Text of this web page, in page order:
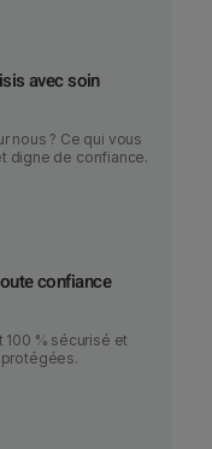
avec soin
nous ? Ce qui vous
digne de confiance.
confiance
% sécurisé et